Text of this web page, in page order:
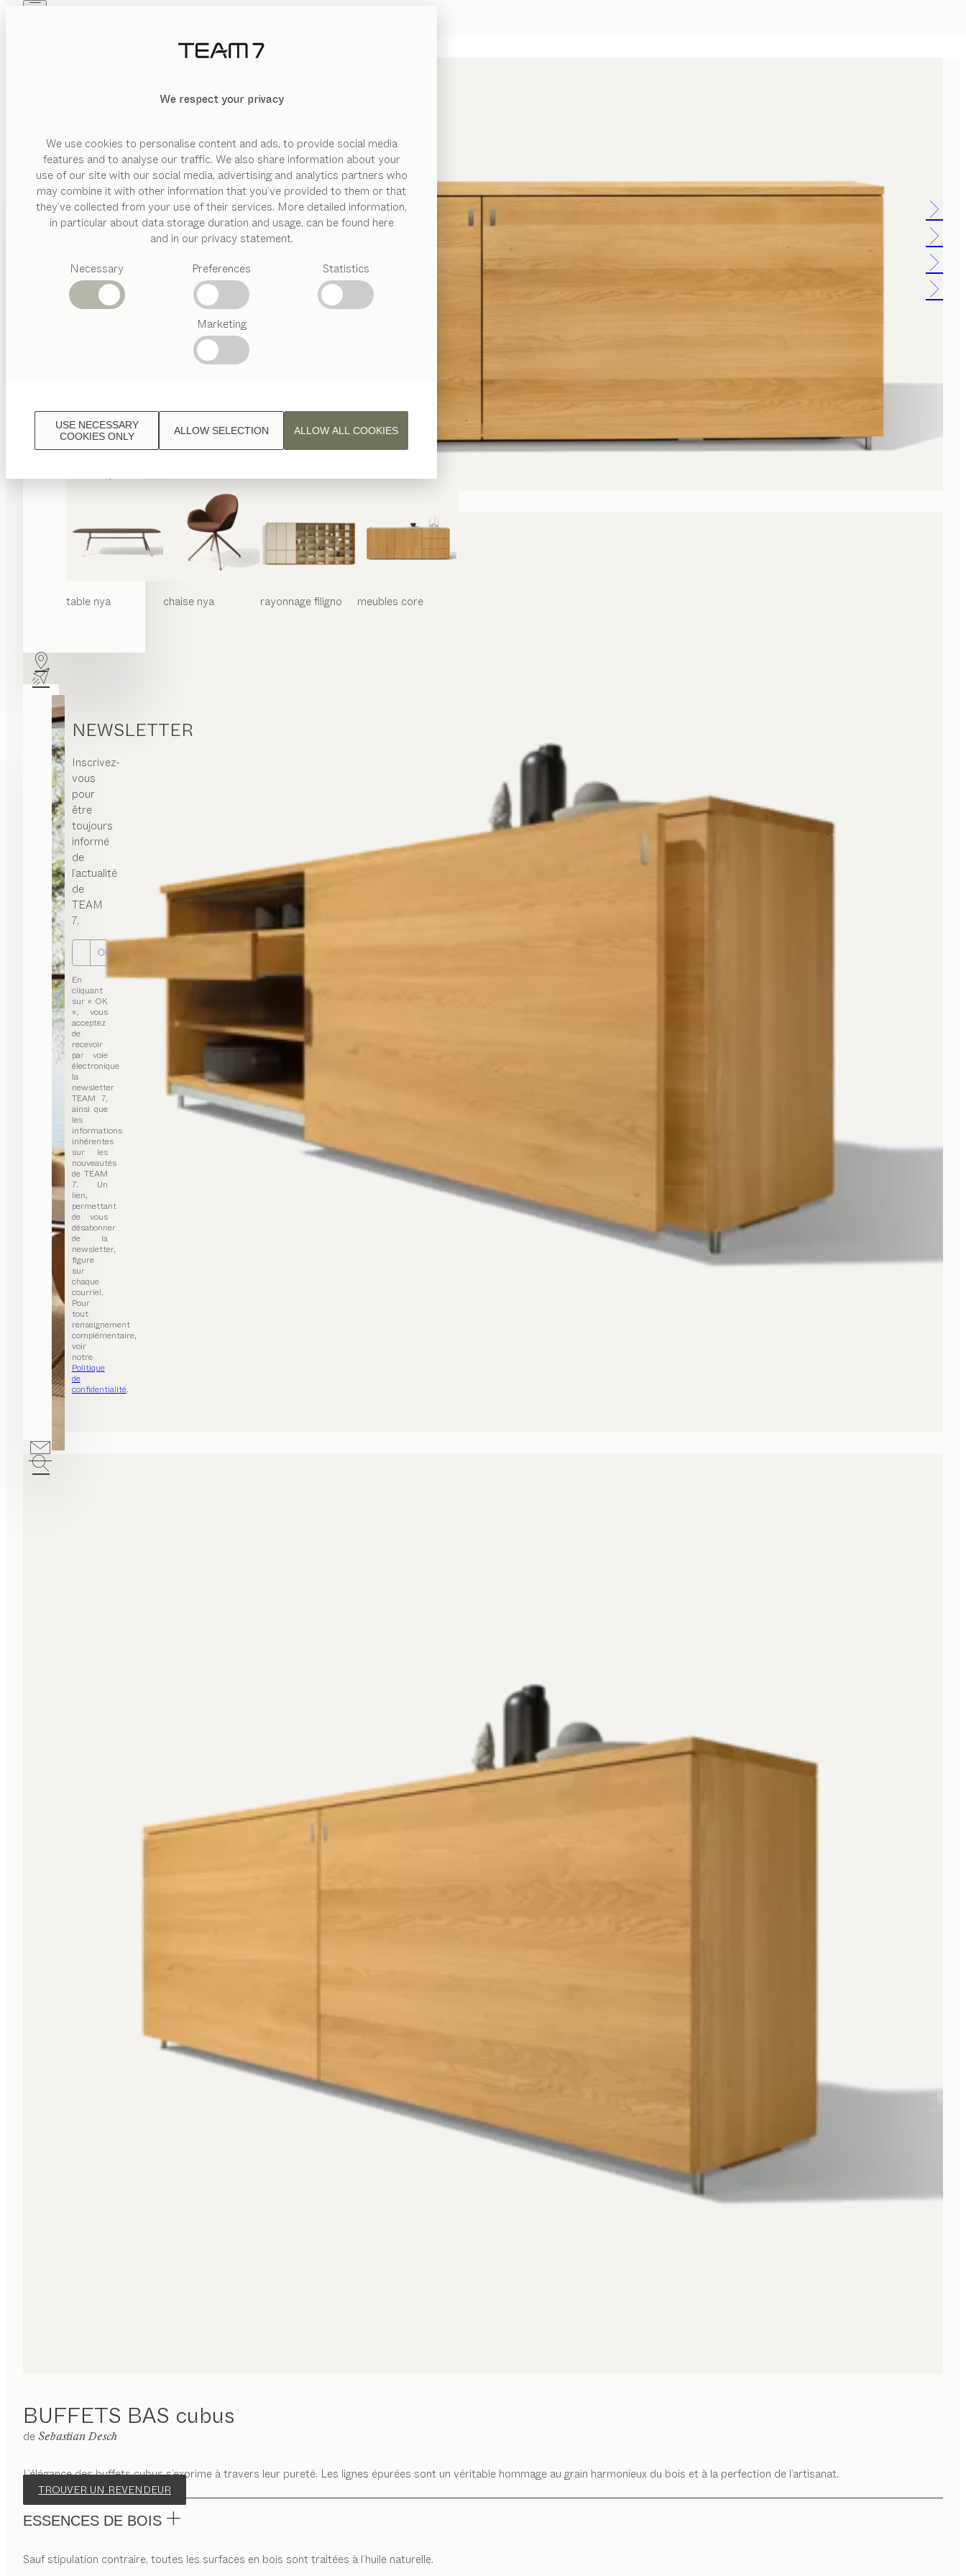
We respect your privacy
We use cookies to personalise content and ads, to provide social media
features and to analyse our traffic. We also share information about your
use of our site with our social media, advertising and analytics partners who
may combine it with other information that you’ve provided to them or that
they’ve collected from your use of their services. More detailed information,
in particular about data storage duration and usage, can be found here
and in our privacy statement.
Necessary
Preferences Statistics
Marketing
USE NECESSARY
COOKIES ONLY
ALLOW SELECTION ALLOW ALL COOKIES
Tables
Cuisines
Rayonnages
Lits
de
luxe
TEAM
7
table nya chaise nya rayonnagefiligno meubles core
NEWSLETTER
Inscrivez-
vous
pour
être
toujours
informé
de
l’actualité
de
TEAM
7.
OK
En
cliquant
sur « OK
», vous
acceptez
de
recevoir
par voie
électronique
la
newsletter
TEAM 7,
ainsi que
les
informations
inhérentes
sur les
nouveautés
de TEAM
7. Un
lien,
permettant
de vous
désabonner
de la
newsletter,
figure
sur
chaque
courriel.
Pour
tout
renseignement
complémentaire,
voir
notre
Politique
de
confidentialité.
PRODUITS
QUI SOMMES-NOUS
REVENDEUR
BUFFETS BAS cubus
de Sebastian Desch
L’élégance des buffets cubus s’exprime à travers leur pureté. Les lignes épurées sont un véritable hommage au grain harmonieux du bois et à la perfection de l’artisanat.
TROUVER UN REVENDEUR
ESSENCES DE BOIS
Sauf stipulation contraire, toutes les surfaces en bois sont traitées à l’huile naturelle.